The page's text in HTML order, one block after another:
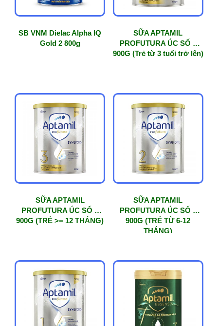
SB VNM Dielac Alpha IQ
Gold 2 800g
SỮA APTAMIL
PROFUTURA ÚC SỐ 4
900G (Trẻ từ 3 tuổi trở lên)
SỮA APTAMIL
PROFUTURA ÚC SỐ 3
900G (TRẺ >= 12 THÁNG)
SỮA APTAMIL
PROFUTURA ÚC SỐ 2
900G (TRẺ TỪ 6-12
THÁNG)